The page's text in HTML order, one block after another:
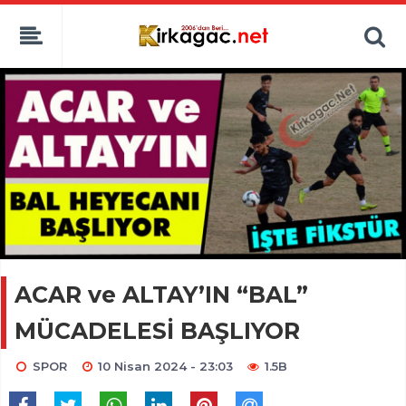
ACAR ve ALTAY’IN “BAL”
MÜCADELESİ BAŞLIYOR
SPOR 10 Nisan 2024 - 23:03 1.5B